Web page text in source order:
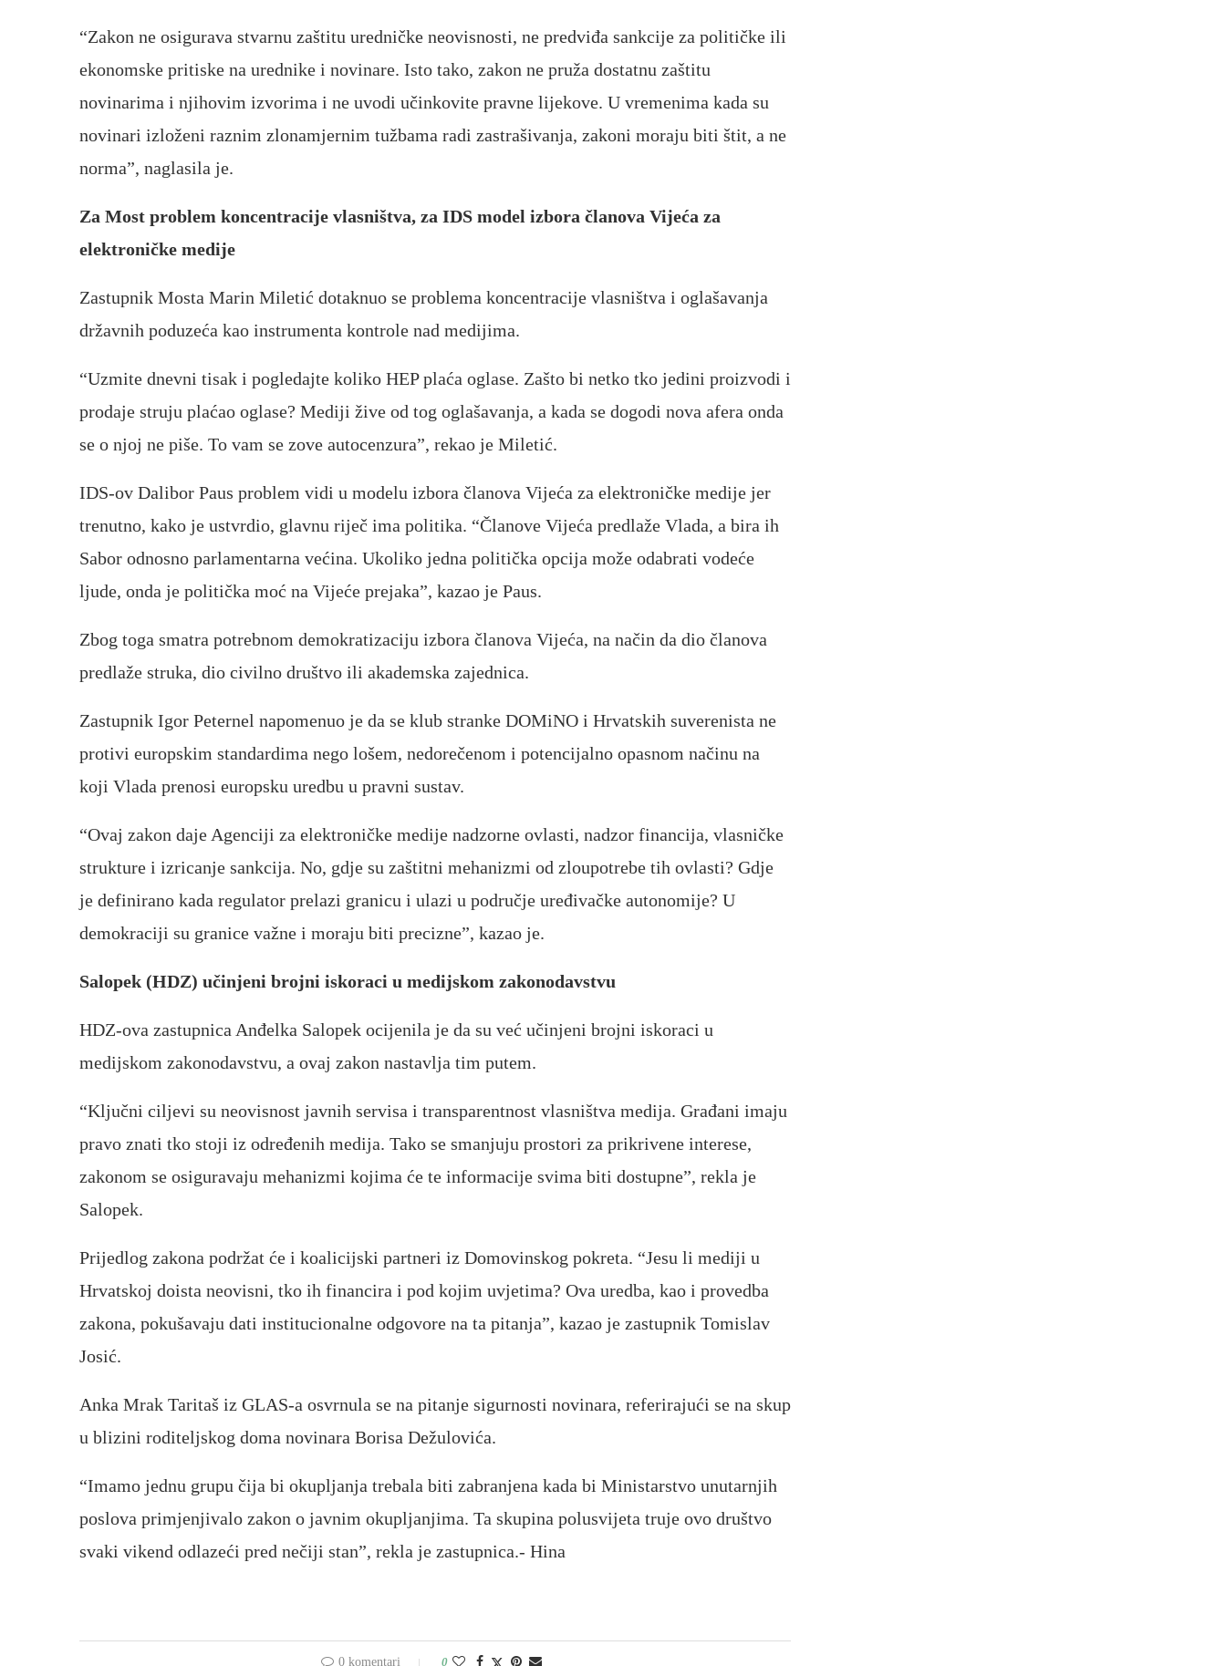
“Zakon ne osigurava stvarnu zaštitu uredničke neovisnosti, ne predviđa sankcije za političke ili
ekonomske pritiske na urednike i novinare. Isto tako, zakon ne pruža dostatnu zaštitu
novinarima i njihovim izvorima i ne uvodi učinkovite pravne lijekove. U vremenima kada su
novinari izloženi raznim zlonamjernim tužbama radi zastrašivanja, zakoni moraju biti štit, a ne
norma”, naglasila je.
Za Most problem koncentracije vlasništva, za IDS model izbora članova Vijeća za
elektroničke medije
Zastupnik Mosta Marin Miletić dotaknuo se problema koncentracije vlasništva i oglašavanja
državnih poduzeća kao instrumenta kontrole nad medijima.
“Uzmite dnevni tisak i pogledajte koliko HEP plaća oglase. Zašto bi netko tko jedini proizvodi i
prodaje struju plaćao oglase? Mediji žive od tog oglašavanja, a kada se dogodi nova afera onda
se o njoj ne piše. To vam se zove autocenzura”, rekao je Miletić.
IDS-ov Dalibor Paus problem vidi u modelu izbora članova Vijeća za elektroničke medije jer
trenutno, kako je ustvrdio, glavnu riječ ima politika. “Članove Vijeća predlaže Vlada, a bira ih
Sabor odnosno parlamentarna većina. Ukoliko jedna politička opcija može odabrati vodeće
ljude, onda je politička moć na Vijeće prejaka”, kazao je Paus.
Zbog toga smatra potrebnom demokratizaciju izbora članova Vijeća, na način da dio članova
predlaže struka, dio civilno društvo ili akademska zajednica.
Zastupnik Igor Peternel napomenuo je da se klub stranke DOMiNO i Hrvatskih suverenista ne
protivi europskim standardima nego lošem, nedorečenom i potencijalno opasnom načinu na
koji Vlada prenosi europsku uredbu u pravni sustav.
“Ovaj zakon daje Agenciji za elektroničke medije nadzorne ovlasti, nadzor financija, vlasničke
strukture i izricanje sankcija. No, gdje su zaštitni mehanizmi od zloupotrebe tih ovlasti? Gdje
je definirano kada regulator prelazi granicu i ulazi u područje uređivačke autonomije? U
demokraciji su granice važne i moraju biti precizne”, kazao je.
Salopek (HDZ) učinjeni brojni iskoraci u medijskom zakonodavstvu
HDZ-ova zastupnica Anđelka Salopek ocijenila je da su već učinjeni brojni iskoraci u
medijskom zakonodavstvu, a ovaj zakon nastavlja tim putem.
“Ključni ciljevi su neovisnost javnih servisa i transparentnost vlasništva medija. Građani imaju
pravo znati tko stoji iz određenih medija. Tako se smanjuju prostori za prikrivene interese,
zakonom se osiguravaju mehanizmi kojima će te informacije svima biti dostupne”, rekla je
Salopek.
Prijedlog zakona podržat će i koalicijski partneri iz Domovinskog pokreta. “Jesu li mediji u
Hrvatskoj doista neovisni, tko ih financira i pod kojim uvjetima? Ova uredba, kao i provedba
zakona, pokušavaju dati institucionalne odgovore na ta pitanja”, kazao je zastupnik Tomislav
Josić.
Anka Mrak Taritaš iz GLAS-a osvrnula se na pitanje sigurnosti novinara, referirajući se na skup
u blizini roditeljskog doma novinara Borisa Dežulovića.
“Imamo jednu grupu čija bi okupljanja trebala biti zabranjena kada bi Ministarstvo unutarnjih
poslova primjenjivalo zakon o javnim okupljanjima. Ta skupina polusvijeta truje ovo društvo
svaki vikend odlazeći pred nečiji stan”, rekla je zastupnica.- Hina
0 komentari 0